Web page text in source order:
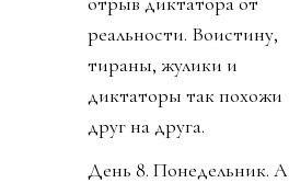
реальности. Воистину,
тираны, жулики и
диктаторы так похожи
друг на друга.
День 8. Понедельник. А